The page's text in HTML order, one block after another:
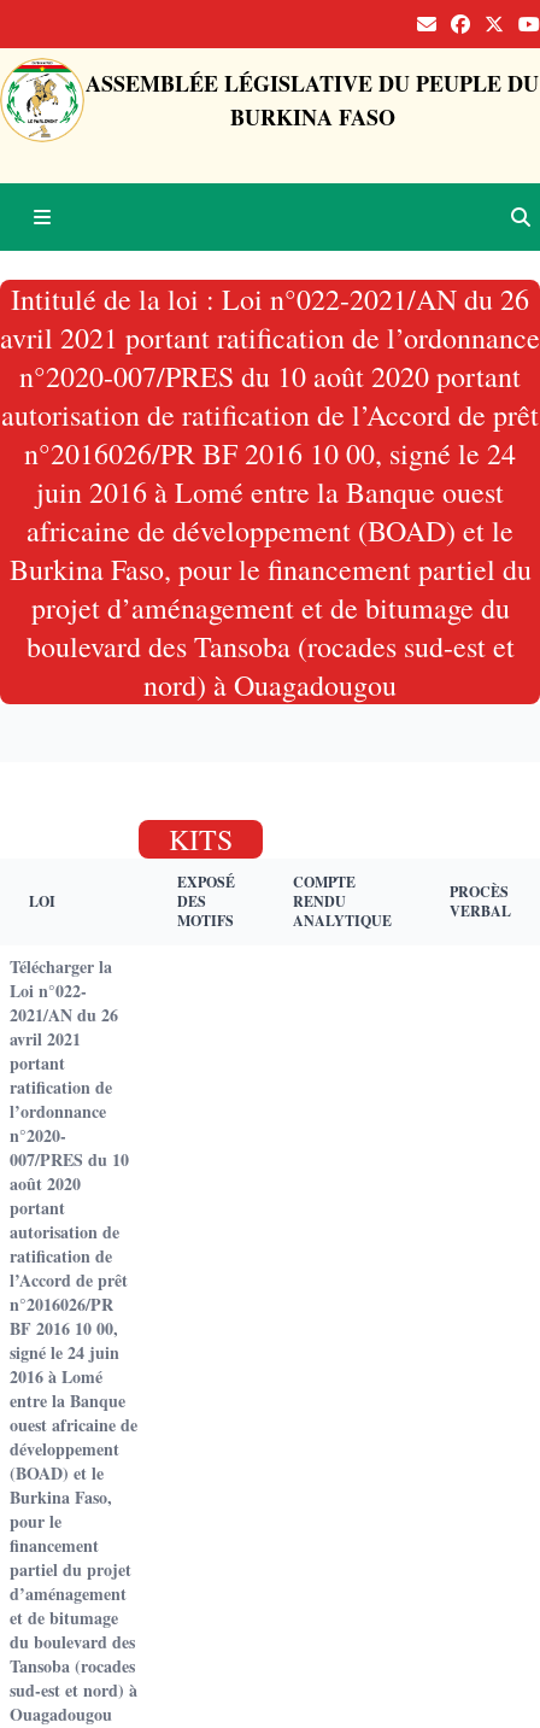
ASSEMBLÉE LÉGISLATIVE DU PEUPLE DU
BURKINA FASO
Intitulé de la loi : Loi n°022-2021/AN du 26
avril 2021 portant ratification de l’ordonnance
n°2020-007/PRES du 10 août 2020 portant
autorisation de ratification de l’Accord de prêt
n°2016026/PR BF 2016 10 00, signé le 24
juin 2016 à Lomé entre la Banque ouest
africaine de développement (BOAD) et le
Burkina Faso, pour le financement partiel du
projet d’aménagement et de bitumage du
boulevard des Tansoba (rocades sud-est et
nord) à Ouagadougou
KITS
LOI
EXPOSÉ
DES
MOTIFS
COMPTE
RENDU
ANALYTIQUE
PROCÈS
VERBAL
Télécharger la
Loi n°022-
2021/AN du 26
avril 2021
portant
ratification de
l’ordonnance
n°2020-
007/PRES du 10
août 2020
portant
autorisation de
ratification de
l’Accord de prêt
n°2016026/PR
BF 2016 10 00,
signé le 24 juin
2016 à Lomé
entre la Banque
ouest africaine de
développement
(BOAD) et le
Burkina Faso,
pour le
financement
partiel du projet
d’aménagement
et de bitumage
du boulevard des
Tansoba (rocades
sud-est et nord) à
Ouagadougou